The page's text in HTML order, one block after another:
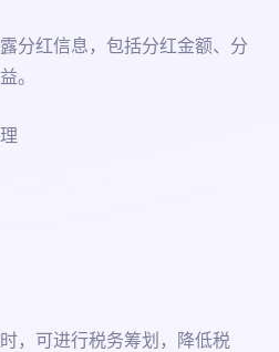
分红信息，包括分红金额、分
。
，可进行税务筹划，降低税